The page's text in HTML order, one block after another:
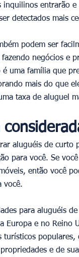
entrarão
detectados mais
podem ser
negócios e
uma família que
mais do que
taxa de aluguel
aluguéis de curto
para você. Se
então você
você.
para aluguéis
Europa e no Reino
turísticos
e de